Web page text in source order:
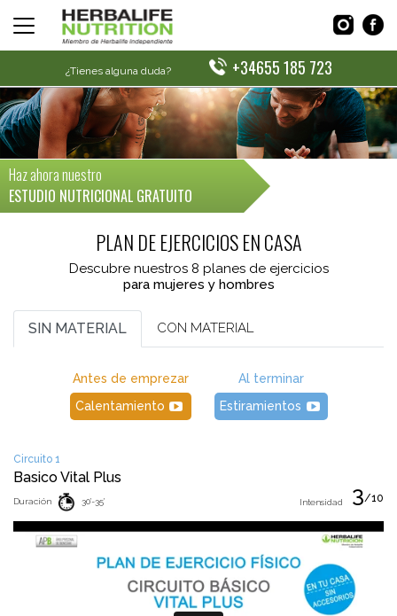
¿Tienes alguna duda? +34655 185 723
Haz ahora nuestro
ESTUDIO NUTRICIONAL GRATUITO
PLAN DE EJERCICIOS EN CASA
Descubre nuestros 8 planes de ejercicios
para mujeres y hombres
SIN MATERIAL CON MATERIAL
Antes de emprezar
Calentamiento
Al terminar
Estiramientos
Circuito 1
Basico Vital Plus
Duración 30'-35' 3/10
Intensidad